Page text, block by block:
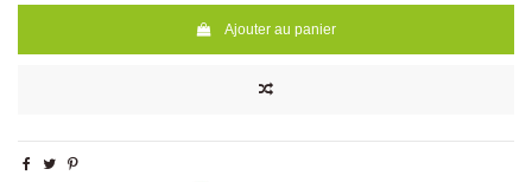
Ajouter au panier